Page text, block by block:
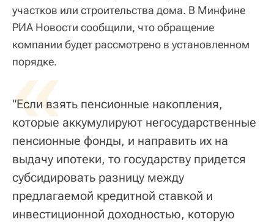
участков или строительства дома. В Минфине
РИА Новости сообщили, что обращение
компании будет рассмотрено в установленном
порядке.
«
"Если взять пенсионные накопления,
которые аккумулируют негосударственные
пенсионные фонды, и направить их на
выдачу ипотеки, то государству придется
субсидировать разницу между
предлагаемой кредитной ставкой и
инвестиционной доходностью, которую